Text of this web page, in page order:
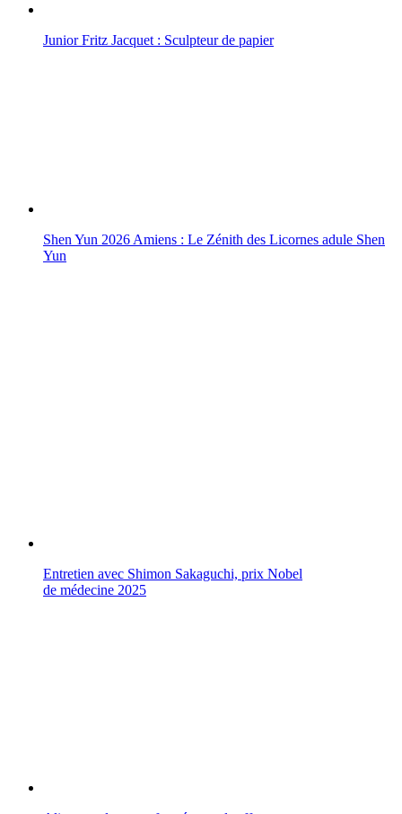
Junior Fritz Jacquet : Sculpteur de papier
Shen Yun 2026 Amiens : Le Zénith des Licornes adule Shen
Yun
Entretien avec Shimon Sakaguchi, prix Nobel
de médecine 2025